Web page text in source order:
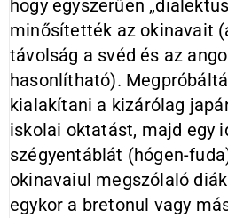
hogy egyszerűen
minősítették az okinavait
távolság a svéd és az
hasonlítható).
kialakítani a kizárólag
iskolai oktatást, majd egy
szégyentáblát (hógen-
okinavaiul megszólaló
egykor a bretonul vagy